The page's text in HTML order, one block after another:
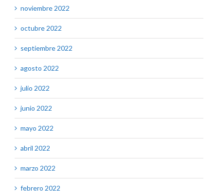
noviembre 2022
octubre 2022
septiembre 2022
agosto 2022
julio 2022
junio 2022
mayo 2022
abril 2022
marzo 2022
febrero 2022